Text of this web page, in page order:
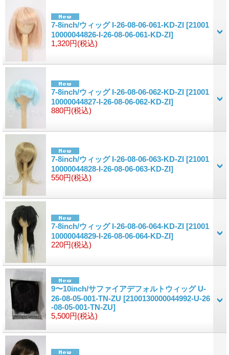
7-8inch/ウィッグ I-26-08-06-061-KD-ZI [21001
10000044826-I-26-08-06-061-KD-ZI]
1,320円(税込)
7-8inch/ウィッグ I-26-08-06-062-KD-ZI [21001
10000044827-I-26-08-06-062-KD-ZI]
880円(税込)
7-8inch/ウィッグ I-26-08-06-063-KD-ZI [21001
10000044828-I-26-08-06-063-KD-ZI]
550円(税込)
7-8inch/ウィッグ I-26-08-06-064-KD-ZI [21001
10000044829-I-26-08-06-064-KD-ZI]
220円(税込)
9〜10inch/サファイアデフォルトウィッグ U-
26-08-05-001-TN-ZU [2100130000044992-U-26
-08-05-001-TN-ZU]
5,500円(税込)